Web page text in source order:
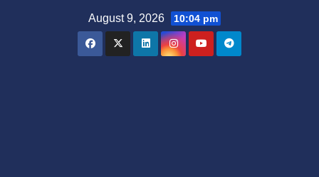
August 9, 2026 10:04 pm